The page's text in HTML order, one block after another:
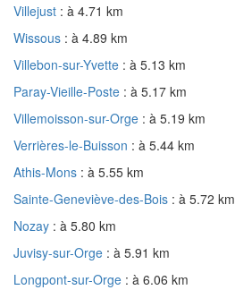
Villejust : à 4.71 km
Wissous : à 4.89 km
Villebon-sur-Yvette : à 5.13 km
Paray-Vieille-Poste : à 5.17 km
Villemoisson-sur-Orge : à 5.19 km
Verrières-le-Buisson : à 5.44 km
Athis-Mons : à 5.55 km
Sainte-Geneviève-des-Bois : à 5.72 km
Nozay : à 5.80 km
Juvisy-sur-Orge : à 5.91 km
Longpont-sur-Orge : à 6.06 km